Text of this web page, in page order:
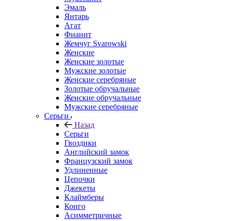
Эмаль
Янтарь
Агат
Фианит
Жемчуг Svarowski
Женские
Женские золотые
Мужские золотые
Женские серебряные
Золотые обручальные
Женские обручальные
Мужские серебряные
Серьги
Назад
Серьги
Гвоздики
Английский замок
Французский замок
Удлиненные
Цепочки
Джекеты
Клаймберы
Конго
Асимметричные